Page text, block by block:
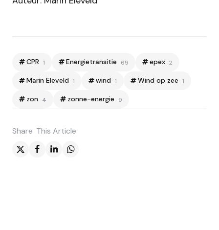
CPR 1 Energietransitie 69 epex 2
Marin Eleveld 1 wind 1 Wind op zee 1
zon 4 zonne-energie 9
Share This Article